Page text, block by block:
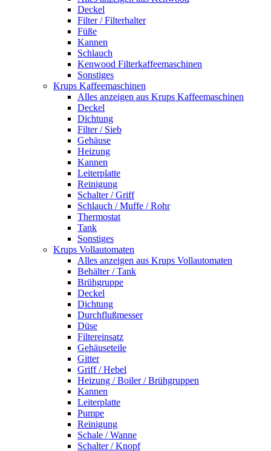
Deckel
Filter / Filterhalter
Füße
Kannen
Schlauch
Kenwood Filterkaffeemaschinen
Sonstiges
Krups Kaffeemaschinen
Alles anzeigen aus Krups Kaffeemaschinen
Deckel
Dichtung
Filter / Sieb
Gehäuse
Heizung
Kannen
Leiterplatte
Reinigung
Schalter / Griff
Schlauch / Muffe / Rohr
Thermostat
Tank
Sonstiges
Krups Vollautomaten
Alles anzeigen aus Krups Vollautomaten
Behälter / Tank
Brühgruppe
Deckel
Dichtung
Durchflußmesser
Düse
Filtereinsatz
Gehäuseteile
Gitter
Griff / Hebel
Heizung / Boiler / Brühgruppen
Kannen
Leiterplatte
Pumpe
Reinigung
Schale / Wanne
Schalter / Knopf